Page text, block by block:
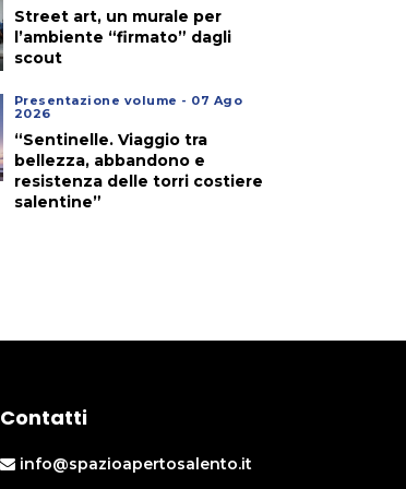
Street art, un murale per
l’ambiente “firmato” dagli
scout
Presentazione volume - 07 Ago
2026
“Sentinelle. Viaggio tra
bellezza, abbandono e
resistenza delle torri costiere
salentine”
Contatti
info@spazioapertosalento.it